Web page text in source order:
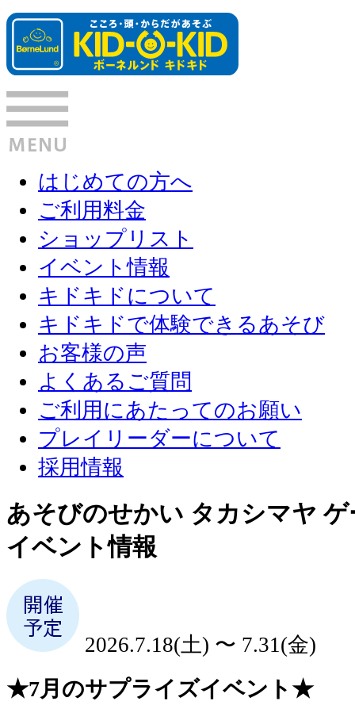
はじめての方へ
ご利用料金
ショップリスト
イベント情報
キドキドについて
キドキドで体験できるあそび
お客様の声
よくあるご質問
ご利用にあたってのお願い
プレイリーダーについて
採用情報
あそびのせかい タカシマヤ
イベント情報
2026.7.18(土) 〜 7.31(金)
★7月のサプライズイベント★